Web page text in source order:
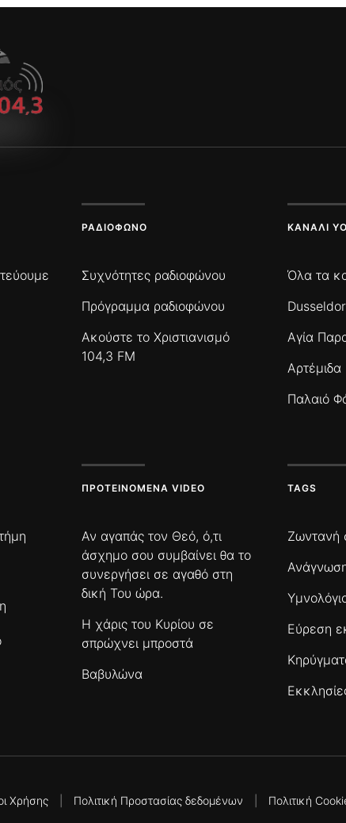
ΡΑΔΙΌΦΩΝΟ
Συχνότητες ραδιοφώνου
Πρόγραμμα ραδιοφώνου
Ακούστε το Χριστιανισμό
104,3 FM
ΚΑΝΆΛΙ
Όλα τα
Αγία
Αρτέμιδα
Παλαιό
ΠΡΟΤΕΙΝΌΜΕΝΑ VIDEO
Αν αγαπάς τον Θεό, ό,τι
άσχημο σου συμβαίνει θα το
συνεργήσει σε αγαθό στη
δική Του ώρα.
Η χάρις του Κυρίου σε
σπρώχνει μπροστά
Βαβυλώνα
TAGS
Ζωντανή
Εύρεση
Χρήσης| Πολιτική Προστασίας δεδομένων Πολιτική